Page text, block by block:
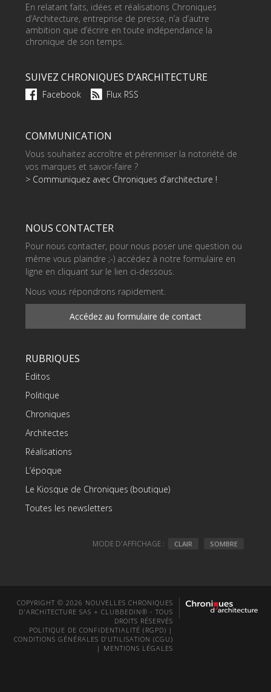
En relatant faits, idées et réalisations Chroniques
d’Architecture, entreprise de presse, n’a d’autre
ambition que d’écrire en toute indépendance la
chronique de son temps.
SUIVEZ CHRONIQUES D’ARCHITECTURE
Facebook Flux RSS
COMMUNICATION
Vous souhaitez accroître et pérenniser la notoriété de
vos marques et savoir-faire ?
> Communiquez avec Chroniques d’architecture !
NOUS CONTACTER
Pour nous contacter, pour nous poser une question ou
même vous plaindre ;-) accédez à notre formulaire en
ligne en cliquant sur le lien ci-dessous.
Nous vous répondrons rapidement.
Accédez au formulaire de contact
RUBRIQUES
Editos
Politique
Chroniques
Architectes
Réalisations
L’époque
Le Kiosque de Chroniques (boutique)
Toutes les newsletters
MODE D'AFFICHAGE : CLAIR SOMBRE
COPYRIGHT © 2026 NOUVELLES CHRONIQUES
D'ARCHITECTURE SAS + CLUBBEDIN® - TOUS
DROITS RÉSERVÉS
POLITIQUE DE CONFIDENTIALITÉ (RGPD) |
CONDITIONS GÉNÉRALES D’UTILISATION (CGU)
| MENTIONS LÉGALES